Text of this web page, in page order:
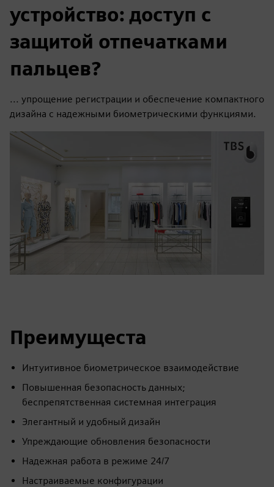
устройство: доступ с
защитой отпечатками
пальцев?
... упрощение регистрации и обеспечение компактного
дизайна с надежными биометрическими функциями.
Преимущеста
Интуитивное биометрическое взаимодействие
Повышенная безопасность данных;
беспрепятственная системная интеграция
Элегантный и удобный дизайн
Упреждающие обновления безопасности
Надежная работа в режиме 24/7
Настраиваемые конфигурации